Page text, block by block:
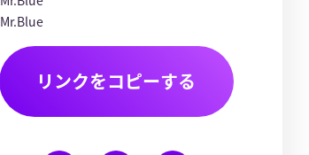
Mr.Blue
リンクをコピーする